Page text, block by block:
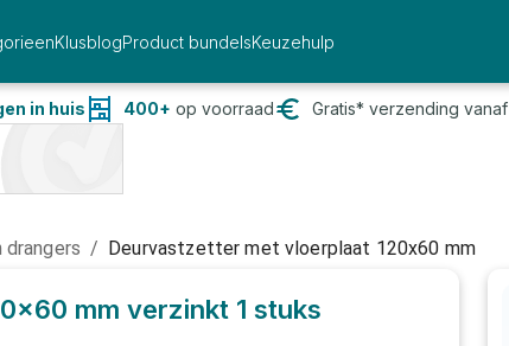
KlusblogProduct bundelsKeuzehulp
in huis 400+ op voorraad Gratis* verzending vanaf
/ Deurvastzetter met vloerplaat 120x60 mm
mm verzinkt 1 stuks